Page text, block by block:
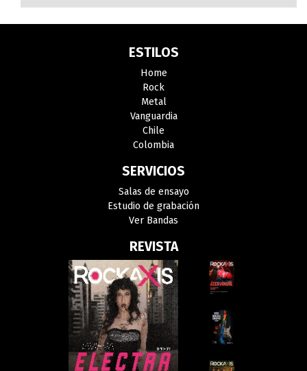
ESTILOS
Home
Rock
Metal
Vanguardia
Chile
Colombia
SERVICIOS
Salas de ensayo
Estudio de grabación
Ver Bandas
REVISTA